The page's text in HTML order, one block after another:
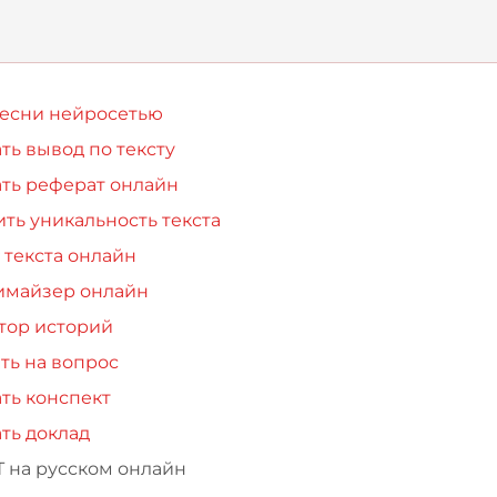
нейросетью
вывод по тексту
реферат онлайн
уникальность текста
онлайн
онлайн
историй
на вопрос
конспект
доклад
на русском онлайн